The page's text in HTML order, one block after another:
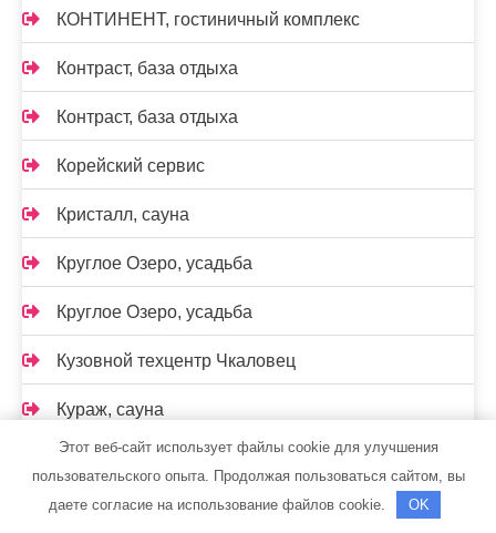
КОНТИНЕНТ, гостиничный комплекс
Контраст, база отдыха
Контраст, база отдыха
Корейский сервис
Кристалл, сауна
Круглое Озеро, усадьба
Круглое Озеро, усадьба
Кузовной техцентр Чкаловец
Кураж, сауна
Лагуна, сауна
Лагуна, сауна
Этот веб-сайт использует файлы cookie для улучшения
пользовательского опыта. Продолжая пользоваться сайтом, вы
даете согласие на использование файлов cookie.
OK